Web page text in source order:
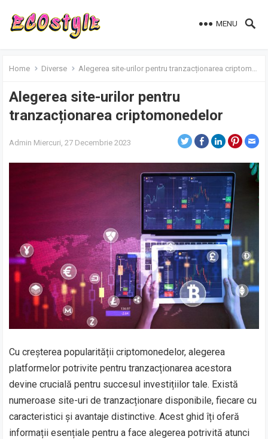
MENU
Home Diverse Alegerea site-urilor pentru tranzacționarea criptomonedelor
Alegerea site-urilor pentru
tranzacționarea criptomonedelor
Admin Miercuri, 27 Decembrie 2023
Cu creșterea popularității criptomonedelor, alegerea
platformelor potrivite pentru tranzacționarea acestora
devine crucială pentru succesul investițiilor tale. Există
numeroase site-uri de tranzacționare disponibile, fiecare cu
caracteristici și avantaje distinctive. Acest ghid îți oferă
informații esențiale pentru a face alegerea potrivită atunci